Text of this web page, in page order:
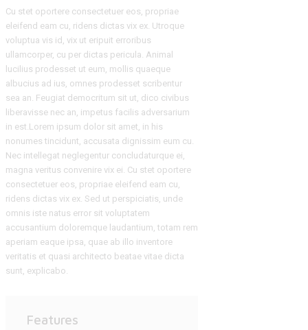
Cu stet oportere consectetuer eos, propriae
eleifend eam cu, ridens dictas vix ex. Utroque
voluptua vis id, vix ut eripuit erroribus
ullamcorper, cu per dictas pericula. Animal
lucilius prodesset ut eum, mollis quaeque
albucius ad ius, omnes prodesset scribentur
sea an. Feugiat democritum sit ut, dico civibus
liberavisse nec an, impetus facilis adversarium
in est.Lorem ipsum dolor sit amet, in his
nonumes tincidunt, accusata dignissim eum cu.
Nec intellegat neglegentur concludaturque ei,
magna veritus convenire vix ei. Cu stet oportere
consectetuer eos, propriae eleifend eam cu,
ridens dictas vix ex. Sed ut perspiciatis, unde
omnis iste natus error sit voluptatem
accusantium doloremque laudantium, totam rem
aperiam eaque ipsa, quae ab illo inventore
veritatis et quasi architecto beatae vitae dicta
sunt, explicabo.
Features